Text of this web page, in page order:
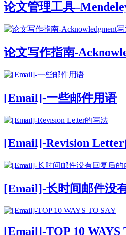
论文管理工具
论文写作指南-
[Email]-一些邮件用语
[Email]-Revision
[Email]-长时间邮件没
[Email]-TOP 10 WAYS